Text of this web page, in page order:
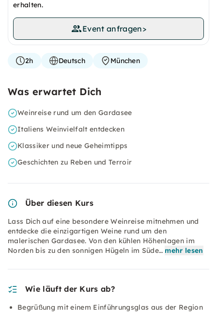
erhalten.
Event anfragen>
2h Deutsch München
Was erwartet Dich
Weinreise rund um den Gardasee
Italiens Weinvielfalt entdecken
Klassiker und neue Geheimtipps
Geschichten zu Reben und Terroir
Über diesen Kurs
Lass Dich auf eine besondere Weinreise mitnehmen und
entdecke die einzigartigen Weine rund um den
malerischen Gardasee. Von den kühlen Höhenlagen im
Norden bis zu den sonnigen Hügeln im Süde… mehr lesen
Wie läuft der Kurs ab?
Begrüßung mit einem Einführungsglas aus der Region